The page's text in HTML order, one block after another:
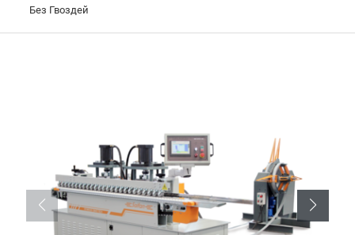
Без Гвоздей